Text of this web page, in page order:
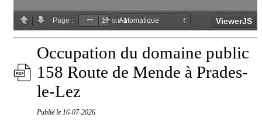
Occupation du domaine public
158 Route de Mende à Prades-
le-Lez
Publié le 16-07-2026